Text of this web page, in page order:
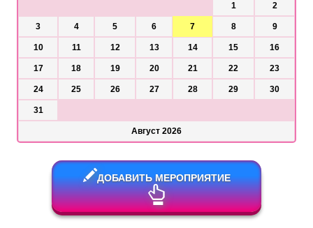
1 2
3 4 5 6 7 8 9
10 11 12 13 14 15 16
17 18 19 20 21 22 23
24 25 26 27 28 29 30
31
Август 2026
ДОБАВИТЬ МЕРОПРИЯТИЕ